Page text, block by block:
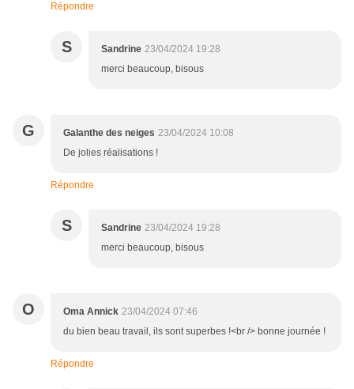
Répondre
S Sandrine 23/04/2024 19:28
merci beaucoup, bisous
G Galanthe des neiges 23/04/2024 10:08
De jolies réalisations !
Répondre
S Sandrine 23/04/2024 19:28
merci beaucoup, bisous
O Oma Annick 23/04/2024 07:46
du bien beau travail, ils sont superbes !<br /> bonne journée !
Répondre